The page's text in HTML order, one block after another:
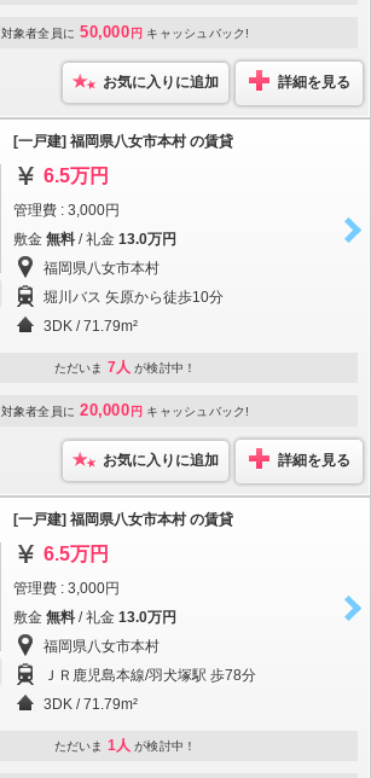
対象者全員に 50,000 円 キャッシュバック!
お気に入りに追加 詳細を見る
[一戸建] 福岡県八女市本村 の賃貸
6.5万円
管理費 : 3,000円
敷金 無料 / 礼金 13.0万円
福岡県八女市本村
堀川バス 矢原から徒歩10分
3DK / 71.79m²
ただいま 7人 が検討中！
対象者全員に 20,000 円 キャッシュバック!
お気に入りに追加 詳細を見る
[一戸建] 福岡県八女市本村 の賃貸
6.5万円
管理費 : 3,000円
敷金 無料 / 礼金 13.0万円
福岡県八女市本村
ＪＲ鹿児島本線/羽犬塚駅 歩78分
3DK / 71.79m²
ただいま 1人 が検討中！